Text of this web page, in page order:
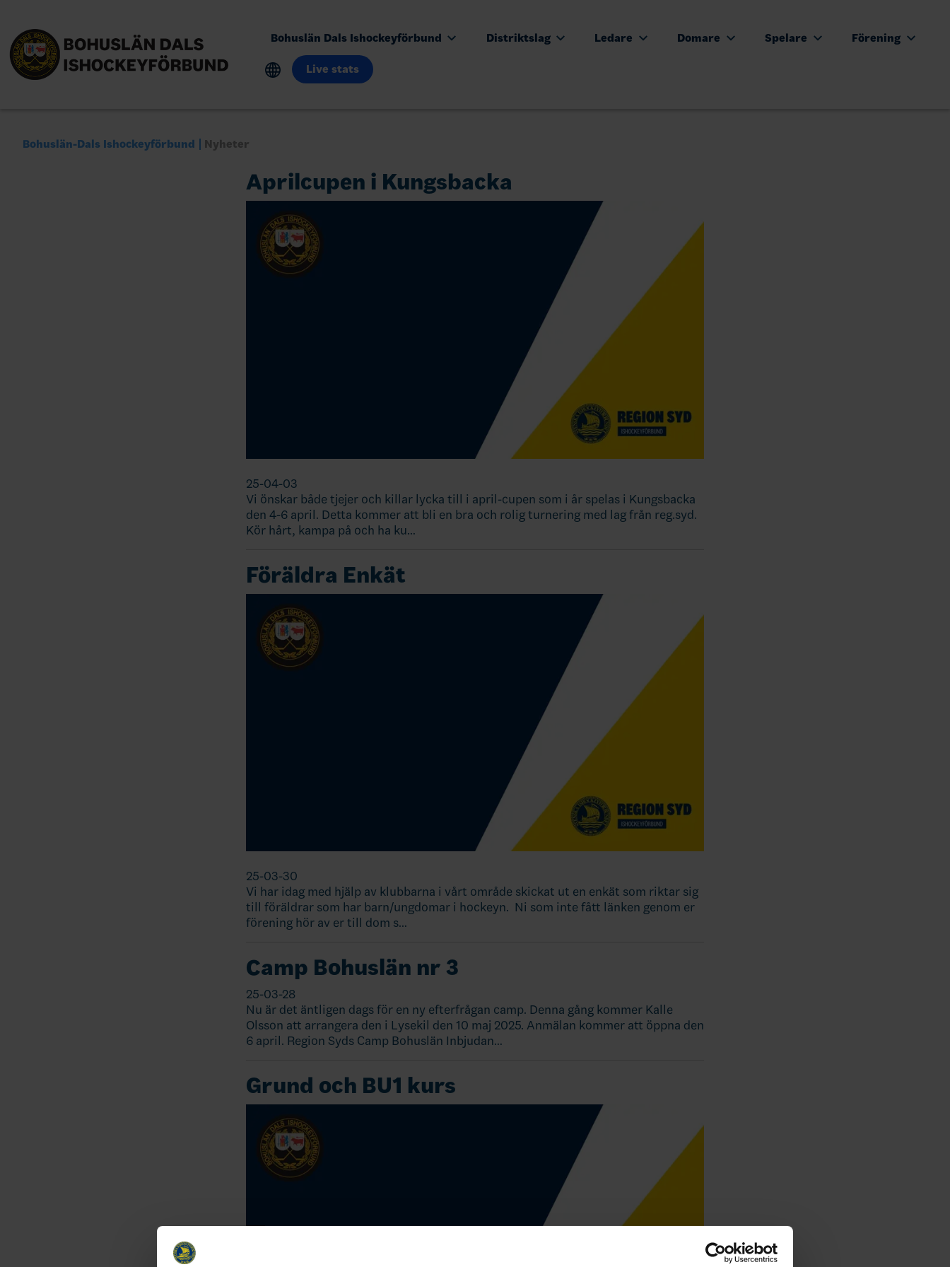
Bohuslän Dals Ishockeyförbund Distriktslag Ledare Domare Spelare Förening
Live stats
Bohuslän-Dals Ishockeyförbund Nyheter
Aprilcupen i Kungsbacka
25-04-03
Vi önskar både tjejer och killar lycka till i april-cupen som i år spelas i Kungsbacka
den 4-6 april. Detta kommer att bli en bra och rolig turnering med lag från reg.syd.
Kör hårt, kampa på och ha ku…
Föräldra Enkät
25-03-30
Vi har idag med hjälp av klubbarna i vårt område skickat ut en enkät som riktar sig
till föräldrar som har barn/ungdomar i hockeyn. Ni som inte fått länken genom er
förening hör av er till dom s…
Camp Bohuslän nr 3
25-03-28
Nu är det äntligen dags för en ny efterfrågan camp. Denna gång kommer Kalle
Olsson att arrangera den i Lysekil den 10 maj 2025. Anmälan kommer att öppna den
6 april. Region Syds Camp Bohuslän Inbjudan…
Grund och BU1 kurs